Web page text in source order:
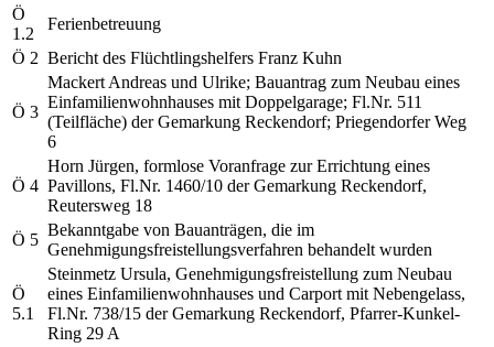
Ö
1.2
Ferienbetreuung
Ö 2 Bericht des Flüchtlingshelfers Franz Kuhn
Ö 3
Mackert Andreas und Ulrike; Bauantrag zum Neubau eines
Einfamilienwohnhauses mit Doppelgarage; Fl.Nr. 511
(Teilfläche) der Gemarkung Reckendorf; Priegendorfer Weg
6
Ö 4
Horn Jürgen, formlose Voranfrage zur Errichtung eines
Pavillons, Fl.Nr. 1460/10 der Gemarkung Reckendorf,
Reutersweg 18
Ö 5
Bekanntgabe von Bauanträgen, die im
Genehmigungsfreistellungsverfahren behandelt wurden
Ö
5.1
Steinmetz Ursula, Genehmigungsfreistellung zum Neubau
eines Einfamilienwohnhauses und Carport mit Nebengelass,
Fl.Nr. 738/15 der Gemarkung Reckendorf, Pfarrer-Kunkel-
Ring 29 A